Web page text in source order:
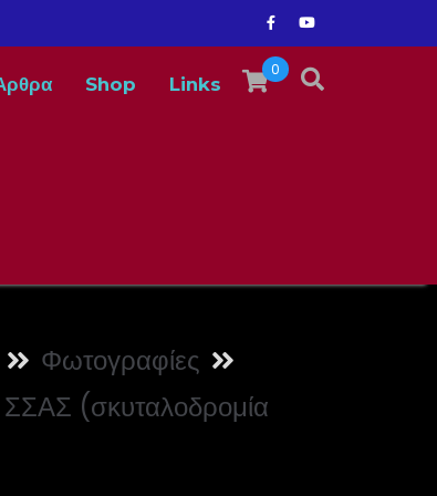
0
Shop Links
Φωτογραφίες
ΣΣΑΣ (σκυταλοδρομία